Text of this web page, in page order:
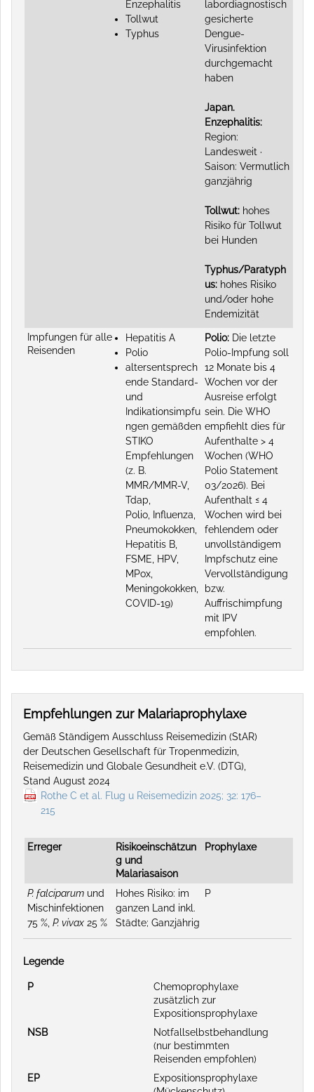
Enzephalitis
Tollwut
Typhus
labordiagnostisch
gesicherte
Dengue-
Virusinfektion
durchgemacht
haben
Japan.
Enzephalitis:
Region:
Landesweit ·
Saison: Vermutlich
ganzjährig
Tollwut:hohes
Risiko für Tollwut
bei Hunden
Typhus/Paratyph
us:hohes Risiko
und/oder hohe
Endemizität
Impfungen für alle
Reisenden
Hepatitis A
Polio
altersentsprech
ende Standard-
und
Indikationsimpfu
ngen gemäßden
STIKO
Empfehlungen
(z. B.
MMR/MMR-V,
Tdap,
Polio, Influenza,
Pneumokokken,
Hepatitis B,
FSME, HPV,
MPox,
Meningokokken,
COVID-19)
Polio: Die letzte
Polio-Impfung soll
12 Monate bis 4
Wochen vor der
Ausreise erfolgt
sein. Die WHO
empfiehlt dies für
Aufenthalte > 4
Wochen (WHO
Polio Statement
03/2026). Bei
Aufenthalt ≤ 4
Wochen wird bei
fehlendem oder
unvollständigem
Impfschutz eine
Vervollständigung
bzw.
Auffrischimpfung
mit IPV
empfohlen.
Empfehlungen zur Malariaprophylaxe
Gemäß Ständigem Ausschluss Reisemedizin (StAR)
der Deutschen Gesellschaft für Tropenmedizin,
Reisemedizin und Globale Gesundheit e.V. (DTG),
Stand August 2024
Rothe C et al. Flug u Reisemedizin 2025; 32: 176–
215
Erreger
Risikoeinschätzun
g und
Malariasaison
Prophylaxe
P. falciparum und
Mischinfektionen
75 %, P. vivax 25 %
Hohes Risiko: im
ganzen Land inkl.
Städte; Ganzjährig
P
Legende
P
Chemoprophylaxe
zusätzlich zur
Expositionsprophylaxe
NSB
Notfallselbstbehandlung
(nur bestimmten
Reisenden empfohlen)
EP
Expositionsprophylaxe